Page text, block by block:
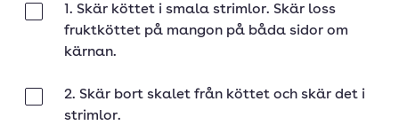
1. Skär köttet i smala strimlor. Skär loss
fruktköttet på mangon på båda sidor om
kärnan.
2. Skär bort skalet från köttet och skär det i
strimlor.